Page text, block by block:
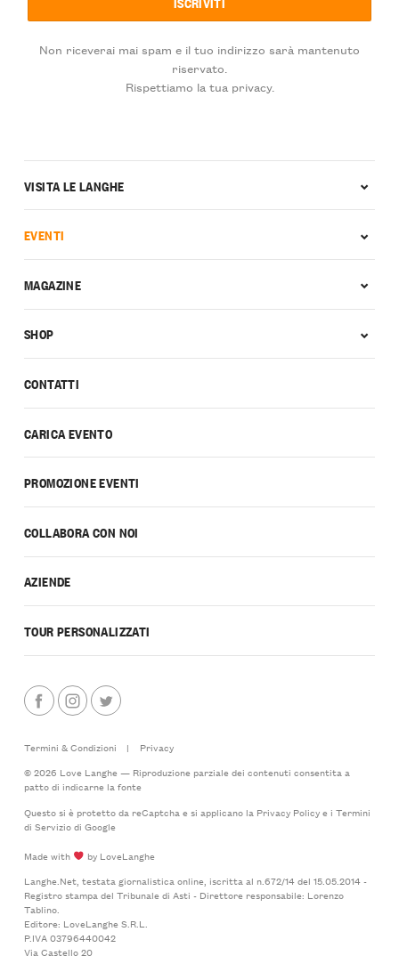
Non riceverai mai spam e il tuo indirizzo sarà mantenuto
riservato.
Rispettiamo la tua privacy.
CONTATTI
CARICA EVENTO
PROMOZIONE EVENTI
COLLABORA CON NOI
AZIENDE
TOUR PERSONALIZZATI
VISITA LE LANGHE
EVENTI
MAGAZINE
SHOP
Termini & Condizioni |
Privacy
© 2026 Love Langhe — Riproduzione parziale dei contenuti consentita a
patto di indicarne la fonte
Questo si è protetto da reCaptcha e si applicano la Privacy Policye i Termini
di Serviziodi Google
Made with
by LoveLanghe
Langhe.Net, testata giornalistica online, iscritta al n.672/14 del 15.05.2014 -
Registro stampa del Tribunale di Asti - Direttore responsabile: Lorenzo
Tablino.
Editore: LoveLanghe S.R.L.
P.IVA 03796440042
Via Castello 20